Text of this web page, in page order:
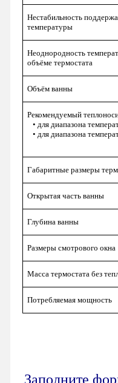
Нестабильность
температуры
Неоднородность
объёме термостата
Объём ванны
Рекомендуемый
• для диапазона
• для диапазона
Габаритные размеры
Открытая часть ванны
Глубина ванны
Размеры смотрового окна
Масса термостата без
Потребляемая мощность
Заполните